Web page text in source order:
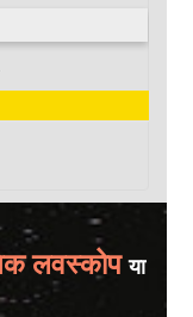
लवस्कोपया